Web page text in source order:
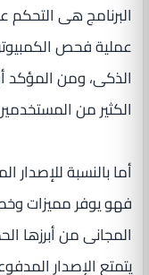
البرنامج هى
عملية فحص
الذكى، ومن المؤكد
الكثير من
فهو يوفر مميزات
المجانى من أبرزها
يتمتع الإصدار